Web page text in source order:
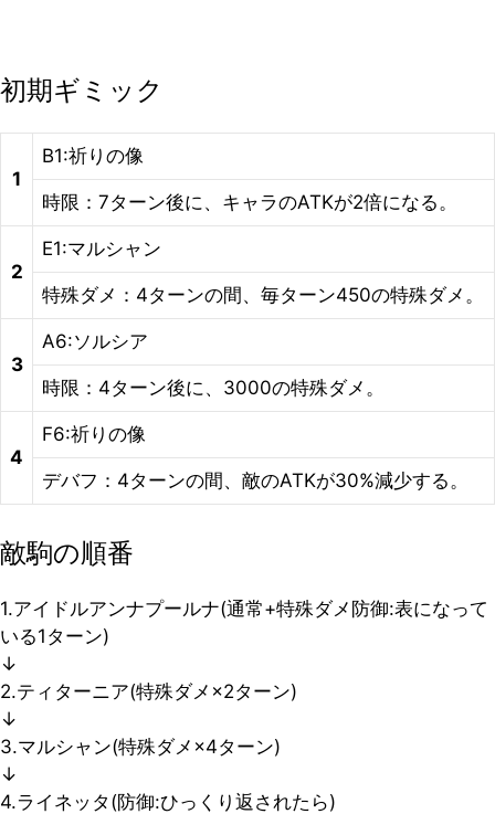
初期ギミック
1
B1:祈りの像
時限：7ターン後に、キャラのATKが2倍になる。
2
E1:マルシャン
特殊ダメ：4ターンの間、毎ターン450の特殊ダメ。
3
A6:ソルシア
時限：4ターン後に、3000の特殊ダメ。
4
F6:祈りの像
デバフ：4ターンの間、敵のATKが30%減少する。
敵駒の順番
1.アイドルアンナプールナ(通常+特殊ダメ防御:表になって
いる1ターン)
↓
2.ティターニア(特殊ダメ×2ターン)
↓
3.マルシャン(特殊ダメ×4ターン)
↓
4.ライネッタ(防御:ひっくり返されたら)